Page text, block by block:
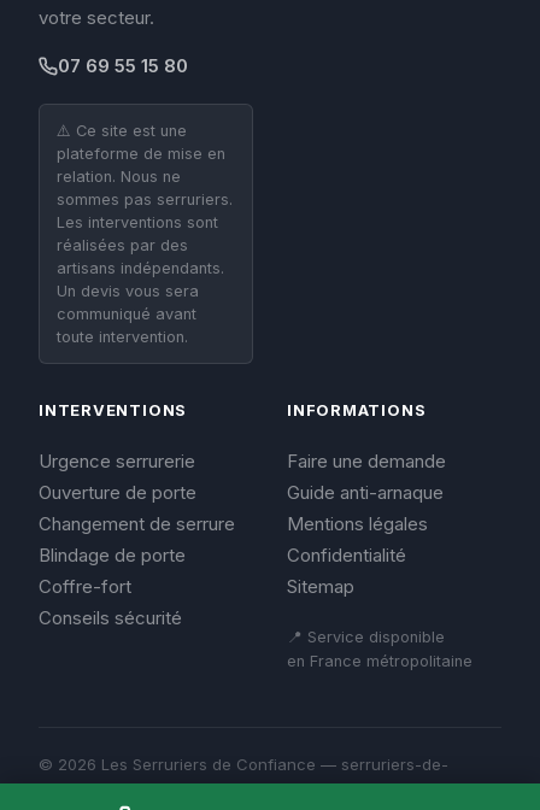
votre secteur.
07 69 55 15 80
⚠️ Ce site est une
plateforme de mise en
relation. Nous ne
sommes pas serruriers.
Les interventions sont
réalisées par des
artisans indépendants.
Un devis vous sera
communiqué avant
toute intervention.
INTERVENTIONS
Urgence serrurerie
Ouverture de porte
Changement de serrure
Blindage de porte
Coffre-fort
Conseils sécurité
INFORMATIONS
Faire une demande
Guide anti-arnaque
Mentions légales
Confidentialité
Sitemap
📍 Service disponible
en France métropolitaine
© 2026 Les Serruriers de Confiance — serruriers-de-
confiance.fr